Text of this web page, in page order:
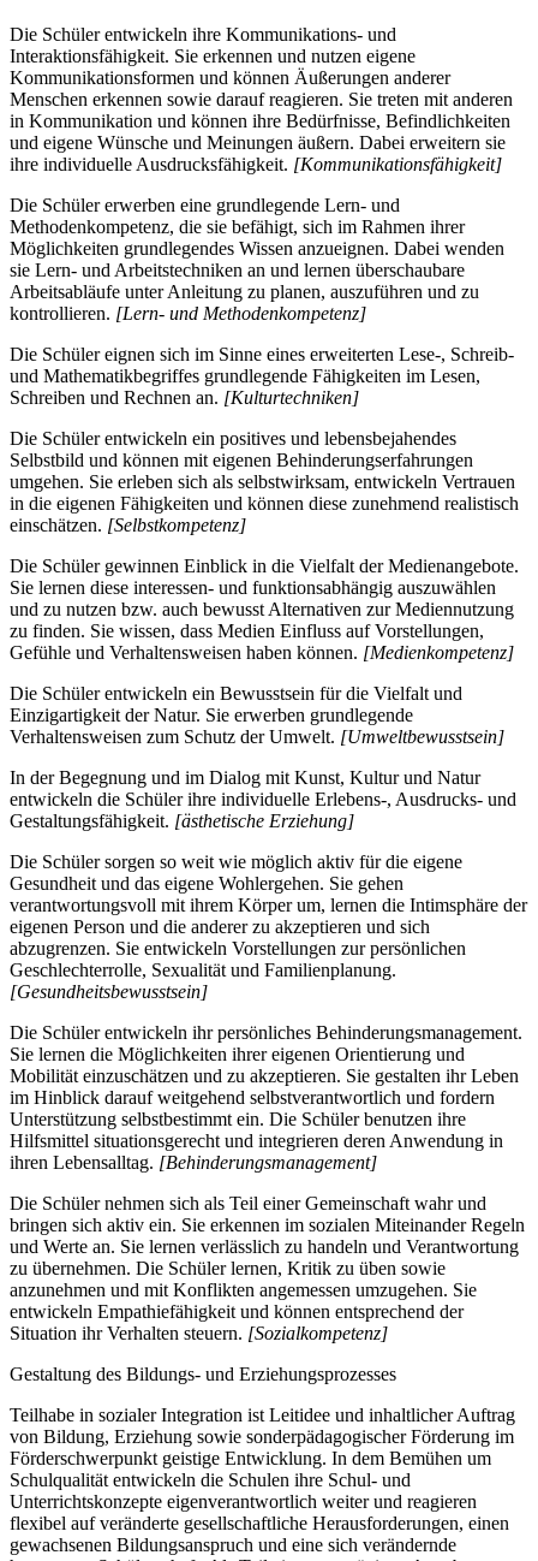
Die Schüler entwickeln ihre Kommunikations- und
Interaktionsfähigkeit. Sie erkennen und nutzen eigene
Kommunikationsformen und können Äußerungen anderer
Menschen erkennen sowie darauf reagieren. Sie treten mit anderen
in Kommunikation und können ihre Bedürfnisse, Befindlichkeiten
und eigene Wünsche und Meinungen äußern. Dabei erweitern sie
ihre individuelle Ausdrucksfähigkeit. [Kommunikationsfähigkeit]
Die Schüler erwerben eine grundlegende Lern- und
Methodenkompetenz, die sie befähigt, sich im Rahmen ihrer
Möglichkeiten grundlegendes Wissen anzueignen. Dabei wenden
sie Lern- und Arbeitstechniken an und lernen überschaubare
Arbeitsabläufe unter Anleitung zu planen, auszuführen und zu
kontrollieren. [Lern- und Methodenkompetenz]
Die Schüler eignen sich im Sinne eines erweiterten Lese-, Schreib-
und Mathematikbegriffes grundlegende Fähigkeiten im Lesen,
Schreiben und Rechnen an. [Kulturtechniken]
Die Schüler entwickeln ein positives und lebensbejahendes
Selbstbild und können mit eigenen Behinderungserfahrungen
umgehen. Sie erleben sich als selbstwirksam, entwickeln Vertrauen
in die eigenen Fähigkeiten und können diese zunehmend realistisch
einschätzen. [Selbstkompetenz]
Die Schüler gewinnen Einblick in die Vielfalt der Medienangebote.
Sie lernen diese interessen- und funktionsabhängig auszuwählen
und zu nutzen bzw. auch bewusst Alternativen zur Mediennutzung
zu finden. Sie wissen, dass Medien Einfluss auf Vorstellungen,
Gefühle und Verhaltensweisen haben können. [Medienkompetenz]
Die Schüler entwickeln ein Bewusstsein für die Vielfalt und
Einzigartigkeit der Natur. Sie erwerben grundlegende
Verhaltensweisen zum Schutz der Umwelt. [Umweltbewusstsein]
In der Begegnung und im Dialog mit Kunst, Kultur und Natur
entwickeln die Schüler ihre individuelle Erlebens-, Ausdrucks- und
Gestaltungsfähigkeit. [ästhetische Erziehung]
Die Schüler sorgen so weit wie möglich aktiv für die eigene
Gesundheit und das eigene Wohlergehen. Sie gehen
verantwortungsvoll mit ihrem Körper um, lernen die Intimsphäre der
eigenen Person und die anderer zu akzeptieren und sich
abzugrenzen. Sie entwickeln Vorstellungen zur persönlichen
Geschlechterrolle, Sexualität und Familienplanung.
[Gesundheitsbewusstsein]
Die Schüler entwickeln ihr persönliches Behinderungsmanagement.
Sie lernen die Möglichkeiten ihrer eigenen Orientierung und
Mobilität einzuschätzen und zu akzeptieren. Sie gestalten ihr Leben
im Hinblick darauf weitgehend selbstverantwortlich und fordern
Unterstützung selbstbestimmt ein. Die Schüler benutzen ihre
Hilfsmittel situationsgerecht und integrieren deren Anwendung in
ihren Lebensalltag. [Behinderungsmanagement]
Die Schüler nehmen sich als Teil einer Gemeinschaft wahr und
bringen sich aktiv ein. Sie erkennen im sozialen Miteinander Regeln
und Werte an. Sie lernen verlässlich zu handeln und Verantwortung
zu übernehmen. Die Schüler lernen, Kritik zu üben sowie
anzunehmen und mit Konflikten angemessen umzugehen. Sie
entwickeln Empathiefähigkeit und können entsprechend der
Situation ihr Verhalten steuern. [Sozialkompetenz]
Gestaltung des Bildungs- und Erziehungsprozesses
Teilhabe in sozialer Integration ist Leitidee und inhaltlicher Auftrag
von Bildung, Erziehung sowie sonderpädagogischer Förderung im
Förderschwerpunkt geistige Entwicklung. In dem Bemühen um
Schulqualität entwickeln die Schulen ihre Schul- und
Unterrichtskonzepte eigenverantwortlich weiter und reagieren
flexibel auf veränderte gesellschaftliche Herausforderungen, einen
gewachsenen Bildungsanspruch und eine sich verändernde